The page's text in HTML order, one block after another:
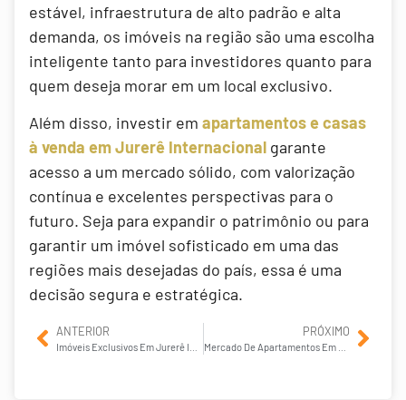
estável, infraestrutura de alto padrão e alta
demanda, os imóveis na região são uma escolha
inteligente tanto para investidores quanto para
quem deseja morar em um local exclusivo.
Além disso, investir em apartamentos e casas
à venda em Jurerê Internacional garante
acesso a um mercado sólido, com valorização
contínua e excelentes perspectivas para o
futuro. Seja para expandir o patrimônio ou para
garantir um imóvel sofisticado em uma das
regiões mais desejadas do país, essa é uma
decisão segura e estratégica.
ANTERIOR PRÓXIMO